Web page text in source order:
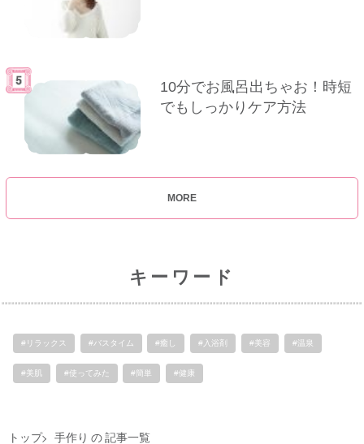
10分でお風呂出ちゃお！時短
でもしっかりケア方法
MORE
キーワード
#リラックス #バスタイム #癒し #入浴剤 #美容 #温泉
#美肌 #使ってみた #簡単 #健康
トップ 手作り の 記事一覧